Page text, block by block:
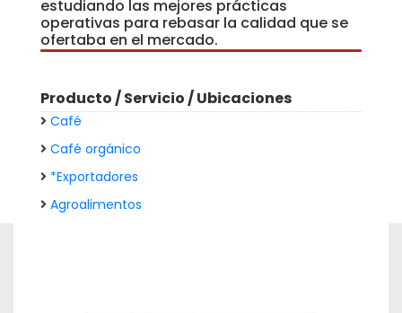
estudiando las mejores prácticas
operativas para rebasar la calidad que se
ofertaba en el mercado.
Producto / Servicio / Ubicaciones
Café
Café orgánico
*Exportadores
Agroalimentos